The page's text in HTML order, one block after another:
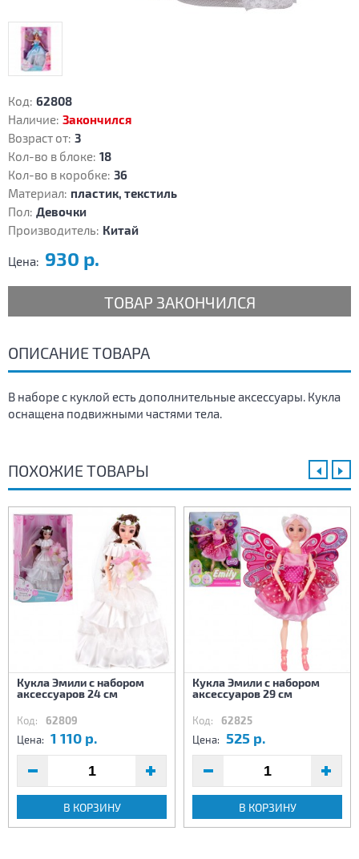
Код: 62808
Наличие: Закончился
Возраст от: 3
Кол-во в блоке: 18
Кол-во в коробке: 36
Материал: пластик, текстиль
Пол: Девочки
Производитель: Китай
Цена: 930 р.
ТОВАР ЗАКОНЧИЛСЯ
ОПИСАНИЕ ТОВАРА
В наборе с куклой есть дополнительные аксессуары. Кукла
оснащена подвижными частями тела.
ПОХОЖИЕ ТОВАРЫ
Кукла Эмили с набором
аксессуаров 24 см
Код: 62809
Цена: 1 110 р.
В КОРЗИНУ
Кукла Эмили с набором
аксессуаров 29 см
Код: 62825
Цена: 525 р.
В КОРЗИНУ